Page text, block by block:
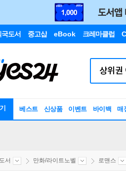
국도서 중고샵 eBook 크레마클럽
베스트 신상품 이벤트 바이백 매
서 만화/라이트노벨 로맨스